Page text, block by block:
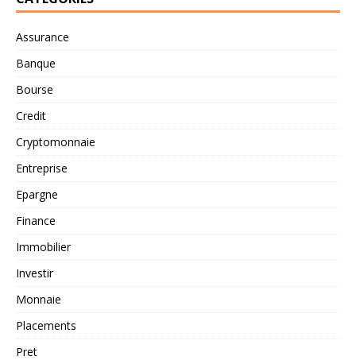
Assurance
Banque
Bourse
Credit
Cryptomonnaie
Entreprise
Epargne
Finance
Immobilier
Investir
Monnaie
Placements
Pret